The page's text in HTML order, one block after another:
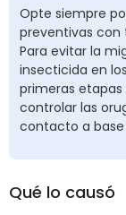
Opte siempre
preventivas con
Para evitar la
insecticida en
primeras
controlar las
contacto a base
Qué lo causó